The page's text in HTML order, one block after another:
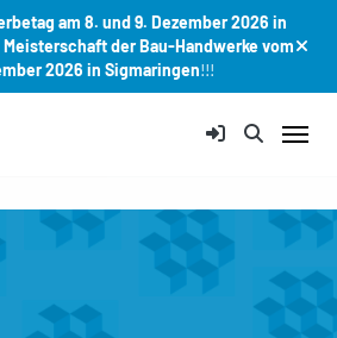
am 8. und 9. Dezember 2026 in
der Bau-Handwerke vom
2026 in Sigmaringen!!!